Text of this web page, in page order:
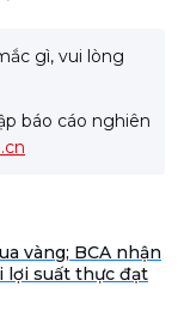
gì, vui lòng
báo cáo nghiên
vàng; BCA nhận
lợi suất thực đạt